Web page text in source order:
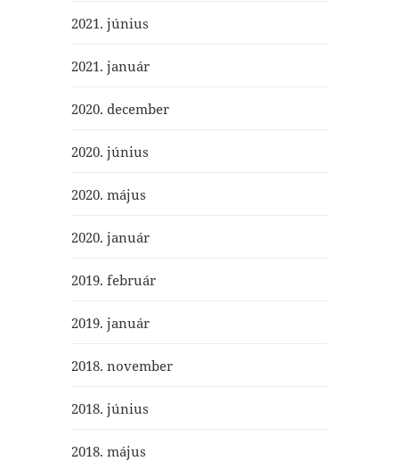
2021. június
2021. január
2020. december
2020. június
2020. május
2020. január
2019. február
2019. január
2018. november
2018. június
2018. május